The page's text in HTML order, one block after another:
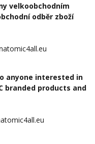
velkoobchodním
odběr zboží
anyone interested in
branded products and